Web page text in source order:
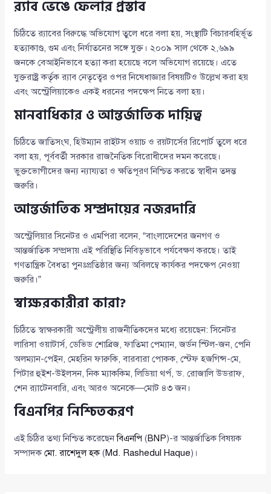
র‌্যাব ভেঙে ফেলার প্রস্তাব
চিঠিতে র‌্যাবের বিরুদ্ধে অভিযোগ তুলে ধরে বলা হয়, সংস্থাটি বিচারবহির্ভূত
হত্যাকাণ্ড, গুম এবং নির্যাতনের সঙ্গে যুক্ত। ২০০৯ সাল থেকে ২,৬৯৯
জনকে বেআইনিভাবে হত্যা করা হয়েছে বলে অভিযোগ রয়েছে। এতে
যুক্তরাষ্ট্র কর্তৃক র‌্যাব নেতৃত্বের ওপর নিষেধাজ্ঞার বিষয়টিও উল্লেখ করা হয়
এবং অস্ট্রেলিয়াকেও একই ধরনের পদক্ষেপ নিতে বলা হয়।
মানবাধিকার ও আন্তর্জাতিক দায়িত্ব
চিঠিতে জাতিসংঘ, হিউম্যান রাইটস ওয়াচ ও রয়টার্সের রিপোর্ট তুলে ধরে
বলা হয়, পূর্ববর্তী সরকার রাজনৈতিক বিরোধীদের দমন করেছে।
ভুক্তভোগীদের জন্য ন্যায্যতা ও ক্ষতিপূরণ নিশ্চিত করতে স্বাধীন তদন্ত
জরুরি।
আন্তর্জাতিক সম্প্রদায়ের নজরদারি
অস্ট্রেলিয়ার সিনেটর ও এমপিরা বলেন, “বাংলাদেশের জনগণ ও
আন্তর্জাতিক সম্প্রদায় এই পরিস্থিতি নিবিড়ভাবে পর্যবেক্ষণ করছে। তাই
গণতান্ত্রিক বৈধতা পুনঃপ্রতিষ্ঠার জন্য অবিলম্বে কার্যকর পদক্ষেপ নেওয়া
জরুরি।”
স্বাক্ষরকারীরা কারা?
চিঠিতে স্বাক্ষরকারী অস্ট্রেলীয় রাজনীতিকদের মধ্যে রয়েছেন: সিনেটর
লারিসা ওয়াটার্স, ডেভিড শোব্রিজ, ফাতিমা পেম্যান, জর্ডন স্টিল-জন, পেনি
অলম্যান-পেইন, মেহরিন ফারুকি, বারবারা পোকক, স্টেফ হজগিন্স-মে,
পিটার হুইশ-উইলসন, নিক ম্যাককিম, লিডিয়া থর্প, ড. রোজালি উডরাফ,
শেন র‍্যাটেনবারি, এবং আরও অনেকে—মোট ৪৩ জন।
বিএনপির নিশ্চিতকরণ
এই চিঠির তথ্য নিশ্চিত করেছেনবিএনপি (BNP)-র আন্তর্জাতিক বিষয়ক
সম্পাদকমো. রাশেদুল হক(Md. Rashedul Haque)।